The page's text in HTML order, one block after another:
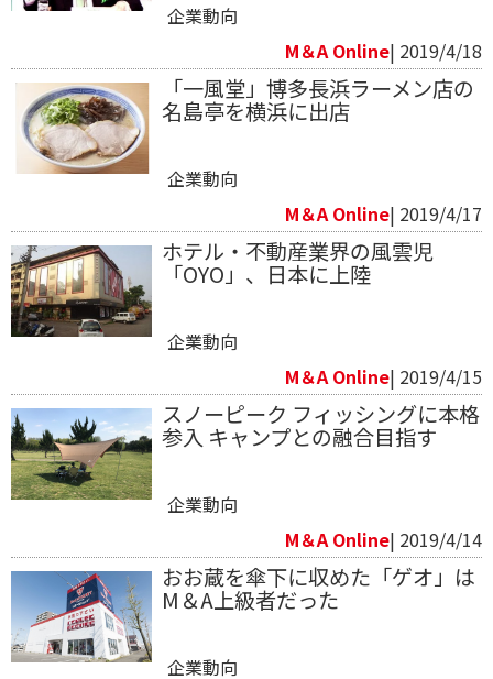
企業動向
M＆A Online| 2019/4/18
「一風堂」博多長浜ラーメン店の
名島亭を横浜に出店
企業動向
M＆A Online| 2019/4/17
ホテル・不動産業界の風雲児
「OYO」、日本に上陸
企業動向
M＆A Online| 2019/4/15
スノーピーク フィッシングに本格
参入 キャンプとの融合目指す
企業動向
M＆A Online| 2019/4/14
おお蔵を傘下に収めた「ゲオ」は
M＆A上級者だった
企業動向